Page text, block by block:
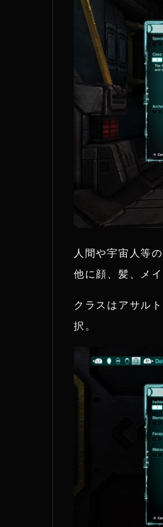
人間や宇宙人等
他に顔、髪、メ
クラスはアサル
択。